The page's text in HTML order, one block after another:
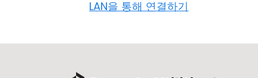
LAN을 통해 연결하기